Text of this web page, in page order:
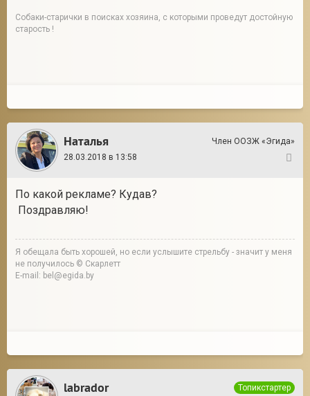
Собаки-старички в поисках хозяина, с которыми проведут достойную
старость !
Наталья
Член ООЗЖ «Эгида»
28.03.2018 в 13:58
По какой рекламе? Кудав?
Поздравляю!
Я обещала быть хорошей, но если услышите стрельбу - значит у меня
не получилось © Скарлетт
E-mail: bel@egida.by
labrador
Топикстартер